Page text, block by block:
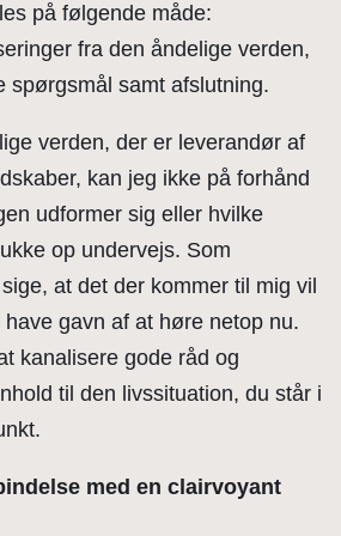
på følgende måde:
fra den åndelige verden,
spørgsmål samt afslutning.
verden, der er leverandør af
kan jeg ikke på forhånd
udformer sig eller hvilke
op undervejs. Som
at det der kommer til mig vil
gavn af at høre netop nu.
kanalisere gode råd og
til den livssituation, du står i
med en clairvoyant